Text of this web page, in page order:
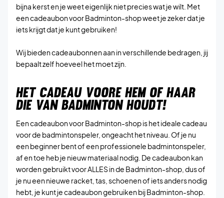
bijna kerst en je weet eigenlijk niet precies wat je wilt. Met
een cadeaubon voor Badminton-shop weet je zeker dat je
iets krijgt dat je kunt gebruiken!
Wij bieden cadeaubonnen aan in verschillende bedragen, jij
bepaalt zelf hoeveel het moet zijn.
HET CADEAU VOORE HEM OF HAAR
DIE VAN BADMINTON HOUDT!
Een cadeaubon voor Badminton-shop is het ideale cadeau
voor de badmintonspeler, ongeacht het niveau. Of je nu
een beginner bent of een professionele badmintonspeler,
af en toe heb je nieuw materiaal nodig. De cadeaubon kan
worden gebruikt voor ALLES in de Badminton-shop, dus of
je nu een nieuwe racket, tas, schoenen of iets anders nodig
hebt, je kunt je cadeaubon gebruiken bij Badminton-shop.